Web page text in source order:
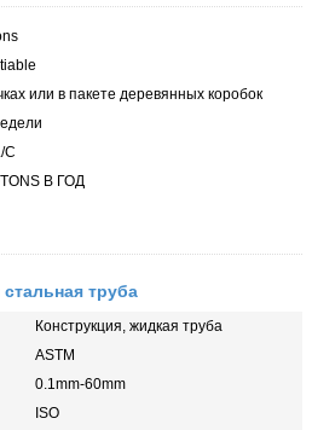
или в пакете деревянных коробок
C
В ГОД
труба
Конструкция, жидкая труба
ASTM
0.1mm-60mm
ISO